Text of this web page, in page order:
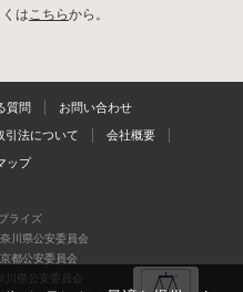
はこちらから。
質問 お問い合わせ
引法について 会社概要
ップ
ライズ
川県公安委員会
都公安委員会
県公安委員会